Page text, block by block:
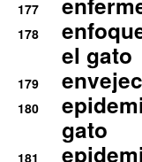
177
178
el gato
179
180
gato
181